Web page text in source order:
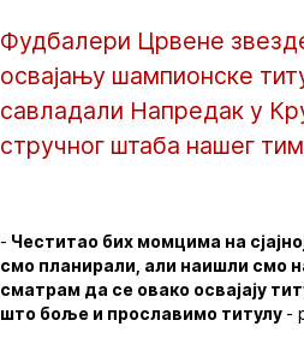
Фудбалери Црвене
освајању шампионске
савладали Напредак у
стручног штаба нашег
- Честитао бих момцима на
смо планирали, али наишли смо
сматрам да се овако освајају
што боље и прославимо титулу -